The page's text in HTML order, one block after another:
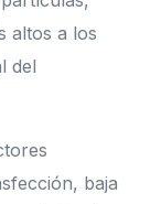
altos a los
del
baja